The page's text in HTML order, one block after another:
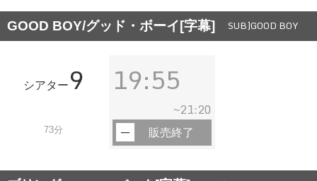
GOOD BOY/グッド・ボーイ[字幕] SUB]GOOD BOY
シアター 9
73分
19:55
~21:20
販売終了